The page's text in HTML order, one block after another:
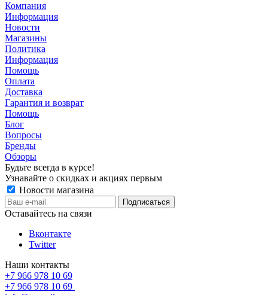
Компания
Информация
Новости
Магазины
Политика
Информация
Помощь
Оплата
Доставка
Гарантия и возврат
Помощь
Блог
Вопросы
Бренды
Обзоры
Будьте всегда в курсе!
Узнавайте о скидках и акциях первым
Новости магазина
Оставайтесь на связи
Вконтакте
Twitter
Наши контакты
+7 966 978 10 69
+7 966 978 10 69